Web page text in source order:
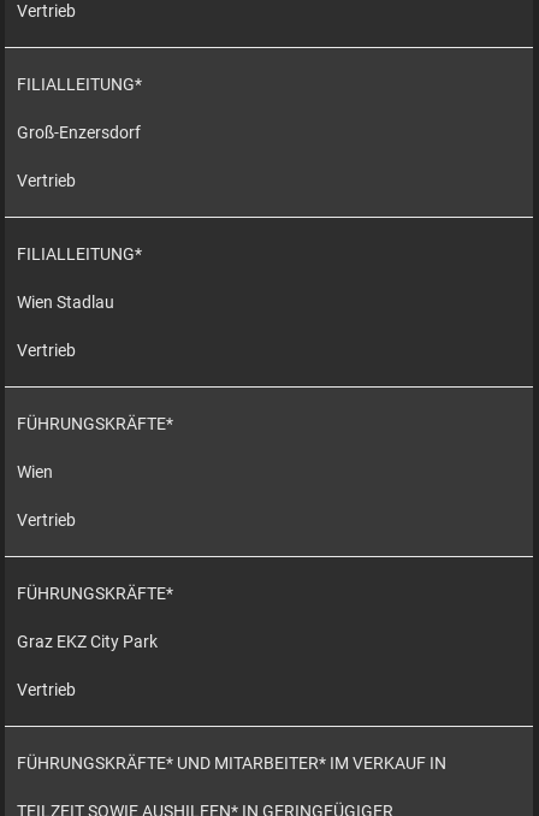
Vertrieb
FILIALLEITUNG*
Groß-Enzersdorf
Vertrieb
FILIALLEITUNG*
Wien Stadlau
Vertrieb
FÜHRUNGSKRÄFTE*
Wien
Vertrieb
FÜHRUNGSKRÄFTE*
Graz EKZ City Park
Vertrieb
FÜHRUNGSKRÄFTE* UND MITARBEITER* IM VERKAUF IN
TEILZEIT SOWIE AUSHILFEN* IN GERINGFÜGIGER